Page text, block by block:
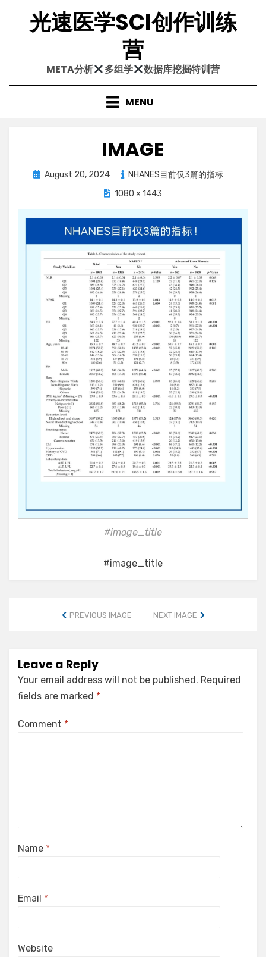
content光速医学SCI创作训练
营
META分析 多组学 数据库挖掘特训营
MENU
IMAGE
Posted
August 20, 2024
NHANES目前仅3篇的指标
1080 × 1443
#image_title
#image_title
PREVIOUS IMAGE NEXT IMAGE
Leave a Reply
Your email address will not be published. Required
fields are marked *
Comment *
Name *
Email *
Website